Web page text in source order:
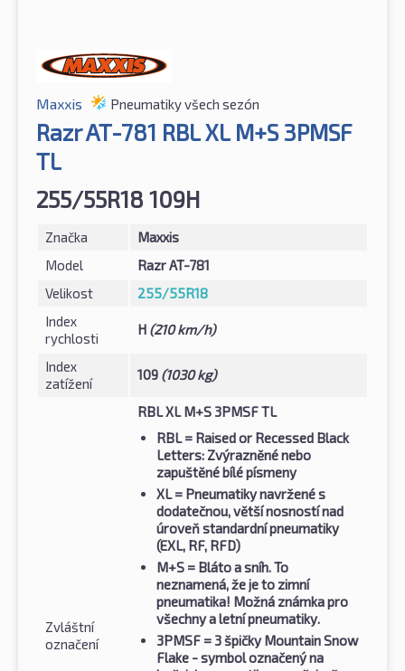
Maxxis Pneumatiky všech sezón
Razr AT-781 RBL XL M+S 3PMSF
TL
255/55R18 109H
Značka
Maxxis
Model
Razr AT-781
Velikost
255/55R18
Index
rychlosti
H (210 km/h)
Index
zatížení
109 (1030 kg)
Zvláštní
označení
RBL XL M+S 3PMSF TL
RBL= Raised or Recessed Black
Letters: Zvýrazněné nebo
zapuštěné bílé písmeny
XL= Pneumatiky navržené s
dodatečnou, větší nosností nad
úroveň standardní pneumatiky
(EXL, RF, RFD)
M+S = Bláto a sníh. To
neznamená, že je to zimní
pneumatika! Možná známka pro
všechny a letní pneumatiky.
3PMSF = 3 špičky Mountain Snow
Flake - symbol označený na